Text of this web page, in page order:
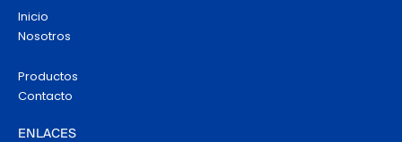
Inicio
Nosotros
Productos
Contacto
ENLACES